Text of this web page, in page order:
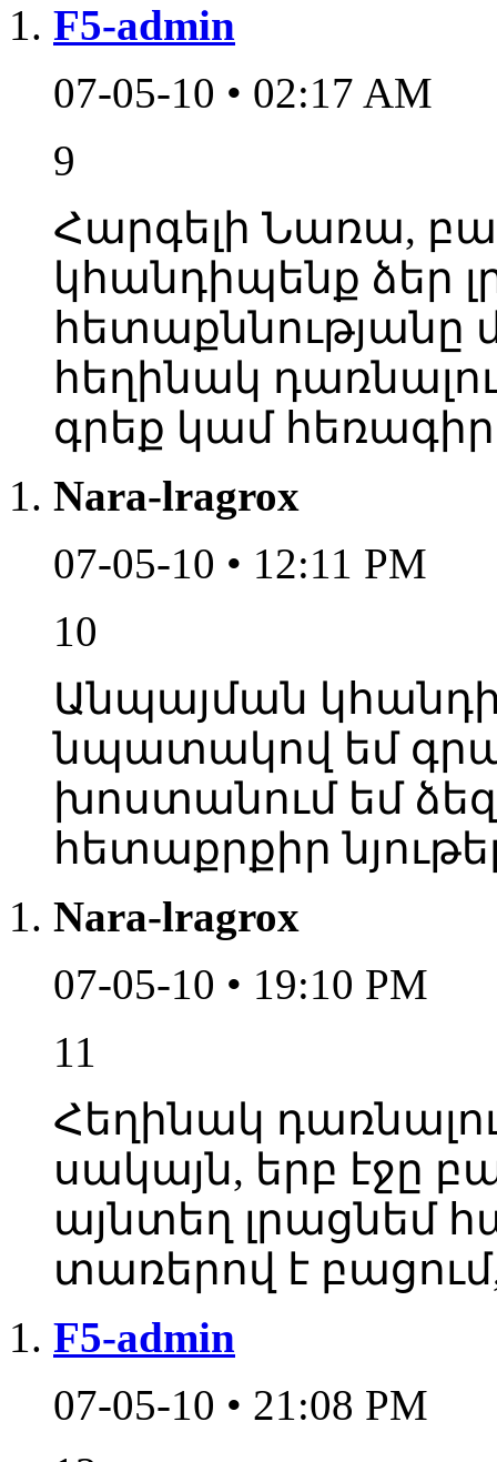
F5-admin
07-05-10 • 02:17 AM
9
Հարգելի Նառա,
կհանդիպենք ձեր
հետաքննությանը
հեղինակ
գրեք կամ
Nara-lragrox
07-05-10 • 12:11 PM
10
Անպայման
նպատակով եմ
խոստանում եմ
հետաքրքիր
Nara-lragrox
07-05-10 • 19:10 PM
11
Հեղինակ
սակայն, երբ էջը
այնտեղ լրացնեմ
տառերով է
F5-admin
07-05-10 • 21:08 PM